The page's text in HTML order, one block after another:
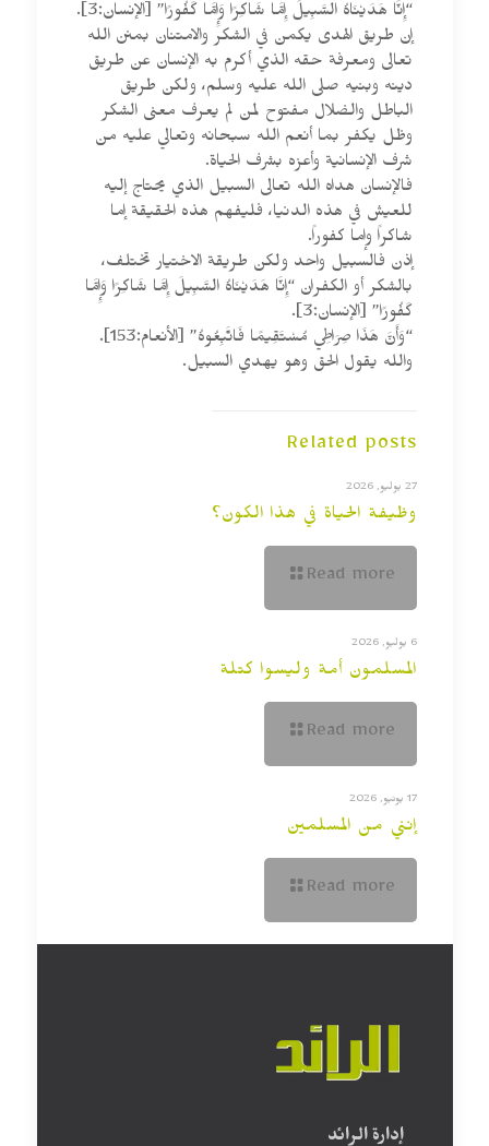
“إِنَّا هَدَيْنَاهُ السَّبِيلَ إِمَّا شَاكِرًا وَإِمَّا كَفُورًا” [الإنسان:3].
إن طريق الهدى يكمن في الشكر والامتنان بمنن الله
تعالى ومعرفة حقه الذي أكرم به الإنسان عن طريق
دينه وبنيه صلى الله عليه وسلم، ولكن طريق
الباطل والضلال مفتوح لمن لم يعرف معنى الشكر
وظل يكفر بما أنعم الله سبحانه وتعالي عليه من
شرف الإنسانية وأعزه بشرف الحياة.
فالإنسان هداه الله تعالى السبيل الذي يحتاج إليه
للعيش في هذه الدنيا، فليفهم هذه الحقيقة إما
شاكراً وإما كفوراً.
إذن فالسبيل واحد ولكن طريقة الاختيار تختلف،
بالشكر أو الكفران “إِنَّا هَدَيْنَاهُ السَّبِيلَ إِمَّا شَاكِرًا وَإِمَّا
كَفُورًا” [الإنسان:3].
“وَأَنَّ هَذَا صِرَاطِي مُسْتَقِيمًا فَاتَّبِعُوهُ” [الأنعام:153].
والله يقول الحق وهو يهدي السبيل.
Related posts
27 يوليو, 2026
وظيفة الحياة في هذا الكون؟
Read more
6 يوليو, 2026
المسلمون أمة وليسوا كتلة
Read more
17 يونيو, 2026
إنني من المسلمين
Read more
إدارة الرائد